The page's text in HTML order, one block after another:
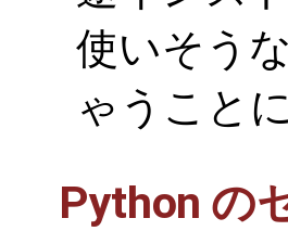
使いそう
ゃうこと
Python の